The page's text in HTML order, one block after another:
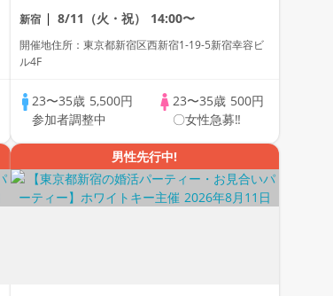
合♥アフヌン婚活」個室スタ
イル/White Key AI
Matching/マッチングあり
新宿 8/11（火・祝） 14:00〜
開催地住所：東京都新宿区西新宿1-19-5新宿幸容ビ
ル4F
23〜35歳 5,500円
参加者調整中
23〜35歳 500円
〇女性急募‼
男性先行中!